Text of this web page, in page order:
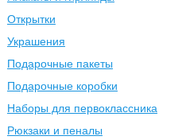
Открытки
Украшения
Подарочные пакеты
Подарочные коробки
Наборы для первоклассника
Рюкзаки и пеналы